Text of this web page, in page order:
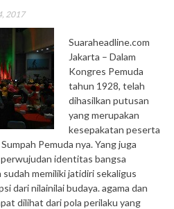
2017
Suaraheadline.com
Jakarta – Dalam
Kongres Pemuda
tahun 1928, telah
dihasilkan putusan
yang merupakan
kesepakatan peserta
Pemuda nya. Yang juga
identitas bangsa
memiliki jatidiri sekaligus
dari nilainilai budaya. agama dan
dilihat dari pola perilaku yang